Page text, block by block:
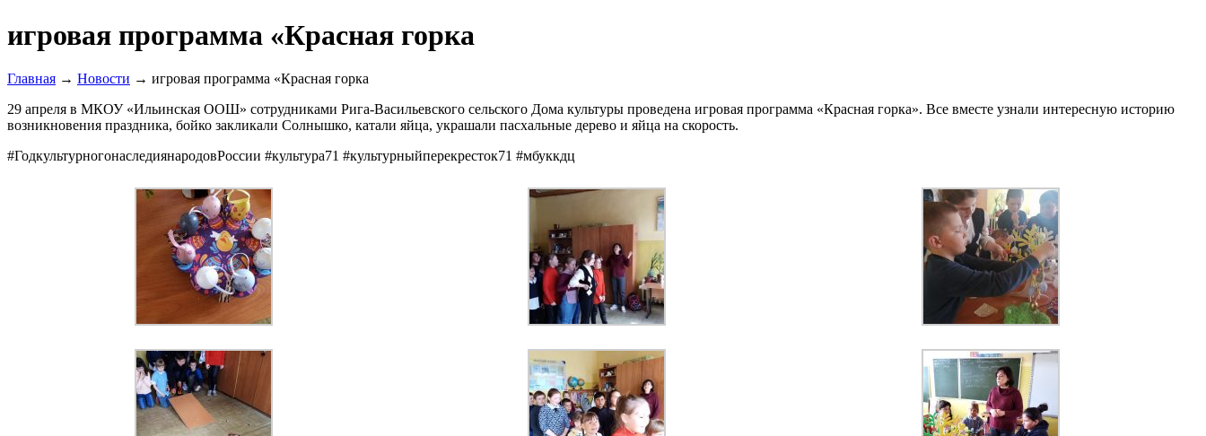
игровая программа «Красная горка
Главная → Новости → игровая программа «Красная горка
29 апреля в МКОУ «Ильинская ООШ» сотрудниками Рига-Васильевского сельского Дома культуры проведена игровая программа «Красная горка». Все вместе узнали интересную историю
возникновения праздника, бойко закликали Солнышко, катали яйца, украшали пасхальные дерево и яйца на скорость.
#ГодкультурногонаследиянародовРоссии #культура71 #культурныйперекресток71 #мбуккдц